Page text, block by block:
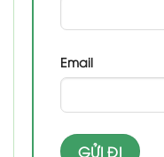
Email